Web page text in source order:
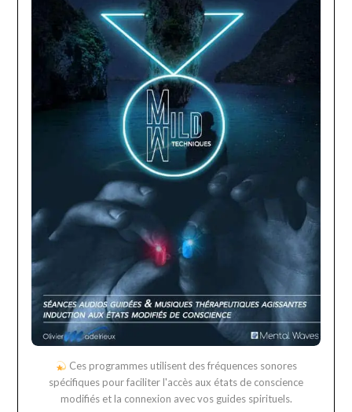
Ces programmes utilisent des fréquences sonores
spécifiques pour faciliter l'accès aux états de conscience
modifiés et la connexion avec vos guides spirituels.